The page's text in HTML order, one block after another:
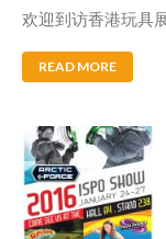
欢迎到访香港玩具
READ MORE